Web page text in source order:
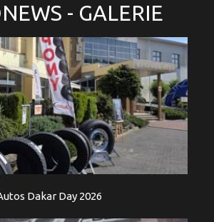
- GALERIE
Dakar Day 2026